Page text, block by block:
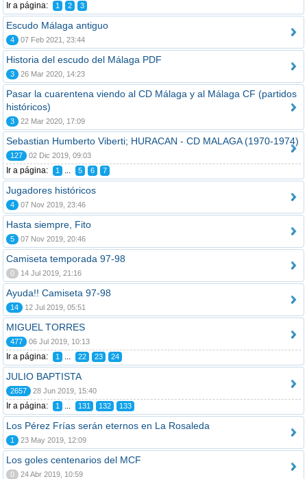
Ir a página: 1 2 3
Escudo Málaga antiguo
4 07 Feb 2021, 23:44
Historia del escudo del Málaga PDF
3 26 Mar 2020, 14:23
Pasar la cuarentena viendo al CD Málaga y al Málaga CF (partidos
históricos)
3 22 Mar 2020, 17:09
Sebastian Humberto Viberti; HURACAN - CD MALAGA (1970-1974)
127 02 Dic 2019, 09:03
Ir a página: 1 ... 5 6 7
Jugadores históricos
4 07 Nov 2019, 23:46
Hasta siempre, Fito
5 07 Nov 2019, 20:46
Camiseta temporada 97-98
0 14 Jul 2019, 21:16
Ayuda!! Camiseta 97-98
14 12 Jul 2019, 05:51
MIGUEL TORRES
477 06 Jul 2019, 10:13
Ir a página: 1 ... 22 23 24
JULIO BAPTISTA
2657 28 Jun 2019, 15:40
Ir a página: 1 ... 131 132 133
Los Pérez Frías serán eternos en La Rosaleda
1 23 May 2019, 12:09
Los goles centenarios del MCF
0 24 Abr 2019, 10:59